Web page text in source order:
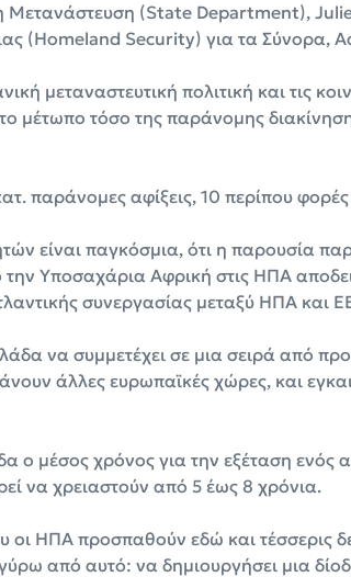
Μετανάστευση (State Department),
(Homeland Security) για τα Σύνορα,
μεταναστευτική πολιτική και τις
μέτωπο τόσο της παράνομης
παράνομες αφίξεις, 10 περίπου
είναι παγκόσμια, ότι η παρουσία
Υποσαχάρια Αφρική στις ΗΠΑ
συνεργασίας μεταξύ ΗΠΑ και
να συμμετέχει σε μια σειρά από
άλλες ευρωπαϊκές χώρες, και
ο μέσος χρόνος για την εξέταση ενός
να χρειαστούν από 5 έως 8 χρόνια.
ΗΠΑ προσπαθούν εδώ και τέσσερις
από αυτό: να δημιουργήσει μια